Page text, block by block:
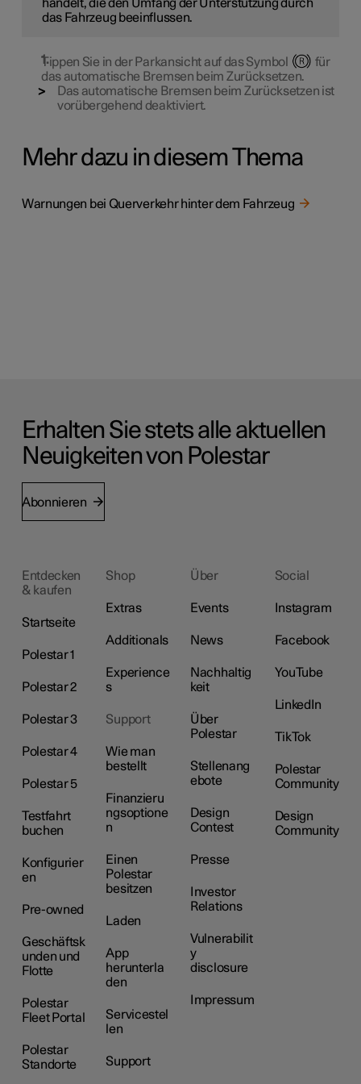
handelt, die den Umfang der Unterstützung durch
das Fahrzeug beeinflussen.
Tippen Sie in der Parkansicht auf das Symbol
für
das automatische Bremsen beim Zurücksetzen.
Das automatische Bremsen beim Zurücksetzen ist
vorübergehend deaktiviert.
Mehr dazu in diesem Thema
Warnungen bei Querverkehr hinter dem Fahrzeug
Erhalten Sie stets alle aktuellen
Neuigkeiten von Polestar
Abonnieren
Entdecken
& kaufen
Startseite
Polestar 1
Polestar 2
Polestar 3
Polestar 4
Polestar 5
Testfahrt
buchen
Konfigurier
en
Pre-owned
Geschäftsk
unden und
Flotte
Polestar
Fleet Portal
Polestar
Standorte
Shop
Extras
Additionals
Experience
s
Support
Wie man
bestellt
Finanzieru
ngsoptione
n
Einen
Polestar
besitzen
Laden
App
herunterla
den
Servicestel
len
Support
Über
Events
News
Nachhaltig
keit
Über
Polestar
Stellenang
ebote
Design
Contest
Presse
Investor
Relations
Vulnerabilit
y
disclosure
Impressum
Social
Instagram
Facebook
YouTube
LinkedIn
TikTok
Polestar
Community
Design
Community